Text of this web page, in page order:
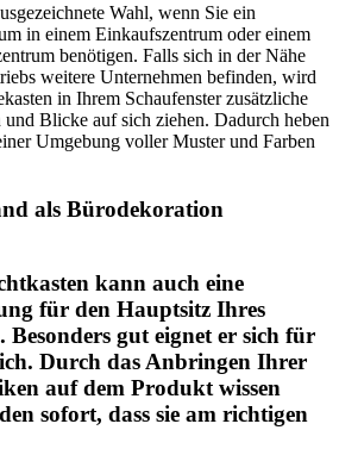
Wahl, wenn Sie ein
in einem Einkaufszentrum oder einem
benötigen. Falls sich in der Nähe
weitere Unternehmen befinden, wird
in Ihrem Schaufenster zusätzliche
Blicke auf sich ziehen. Dadurch heben
Umgebung voller Muster und Farben
als Bürodekoration
kann auch eine
für den Hauptsitz Ihres
Besonders gut eignet er sich für
Durch das Anbringen Ihrer
auf dem Produkt wissen
sofort, dass sie am richtigen